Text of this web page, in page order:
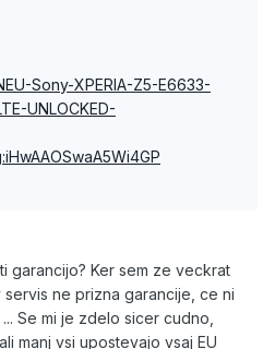
Sony-XPERIA-Z5-E6633-
UNLOCKED-
garancijo? Ker sem ze veckrat
ne prizna garancije, ce ni
Se mi je zdelo sicer cudno,
manj vsi upostevajo vsaj EU